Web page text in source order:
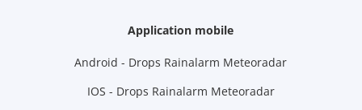
Application mobile
Android - Drops Rainalarm Meteoradar
IOS - Drops Rainalarm Meteoradar